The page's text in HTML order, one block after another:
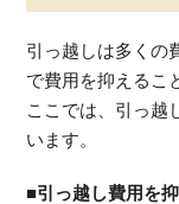
引っ越しは多くの
で費用を抑えるこ
ここでは、引っ越
います。
■引っ越し費用を